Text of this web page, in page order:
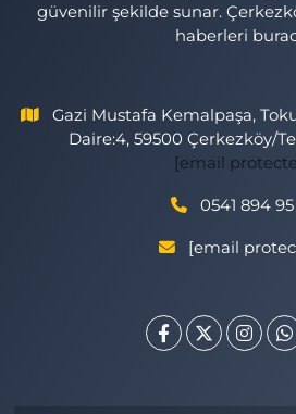
güvenilir şekilde sunar.
haberleri
Gazi Mustafa Kemalpaşa,
Daire:4, 59500 Çerkezköy/
[email
0541 894
[email